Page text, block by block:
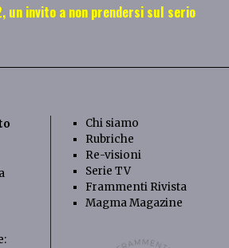
un invito a non prendersi sul serio
Chi siamo
Rubriche
Re-visioni
Serie TV
Frammenti Rivista
Magma Magazine